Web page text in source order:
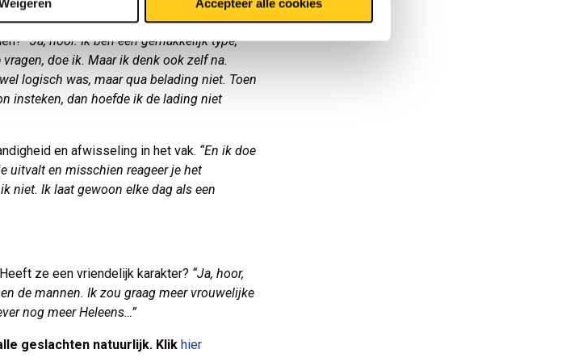
Accepteer alle cookies
ook.”
“Ja, hoor. Ik ben een gemakkelijk type,
doe ik. Maar ik denk ook zelf na.
logisch was, maar qua belading niet. Toen
insteken, dan hoefde ik de lading niet
en afwisseling in het vak. “En ik doe
uitvalt en misschien reageer je het
niet. Ik laat gewoon elke dag als een
ze een vriendelijk karakter? “Ja, hoor,
de mannen. Ik zou graag meer vrouwelijke
nog meer Heleens…”
geslachten natuurlijk. Klik hier